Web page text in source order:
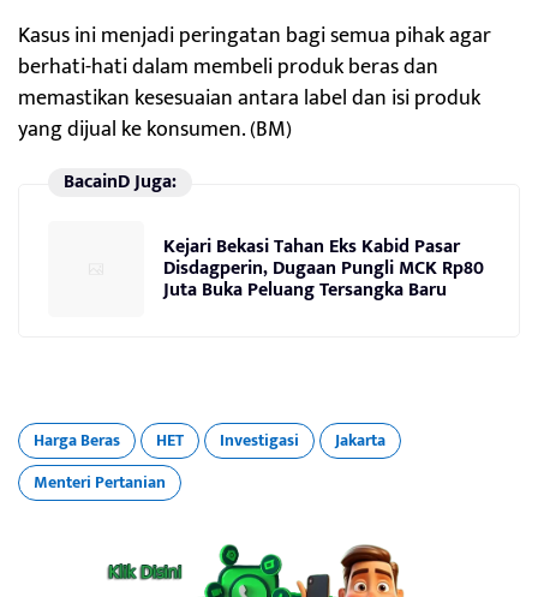
Kasus ini menjadi peringatan bagi semua pihak agar
berhati-hati dalam membeli produk beras dan
memastikan kesesuaian antara label dan isi produk
yang dijual ke konsumen. (BM)
BacainD Juga:
Kejari Bekasi Tahan Eks Kabid Pasar
Disdagperin, Dugaan Pungli MCK Rp80
Juta Buka Peluang Tersangka Baru
Harga Beras HET Investigasi
Jakarta
Menteri Pertanian